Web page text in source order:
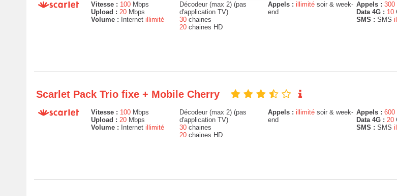
Vitesse : 100Mbps
Upload : 20Mbps
Volume :
Internet illimité
Décodeur (max 2) (pas
d'application TV)
30chaines
20chaines HD
Appels : illimitésoir & week-
end
Appels : 300
Data 4G : 10
SMS : SMS
Scarlet Pack Trio fixe + Mobile Cherry
Vitesse : 100Mbps
Upload : 20Mbps
Volume :
Internet illimité
Décodeur (max 2) (pas
d'application TV)
30chaines
20chaines HD
Appels : illimitésoir & week-
end
Appels : 600
Data 4G : 20
SMS : SMS